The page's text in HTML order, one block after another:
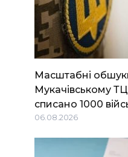
Масштабні
Мукачівському
списано 1000
06.08.2026